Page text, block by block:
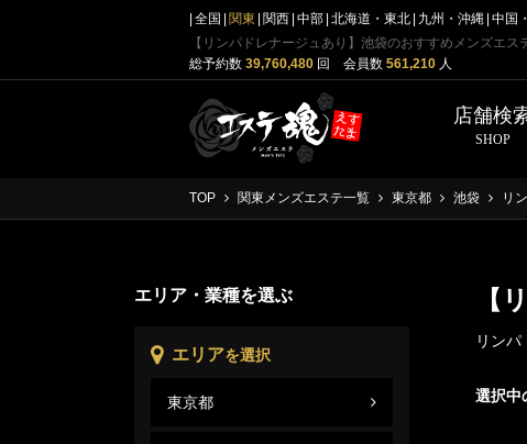
全国 関東 関西 中部 北海道・東北 九州・沖縄 中国
【リンパドレナージュあり】池袋のおすすめメンズエス
総予約数 39,760,480 回 会員数 561,210 人
店舗検
SHOP
TOP 関東メンズエステ一覧 東京都 池袋 リ
【
リン
選択中
エリア・業種を選ぶ
エリアを選択
東京都